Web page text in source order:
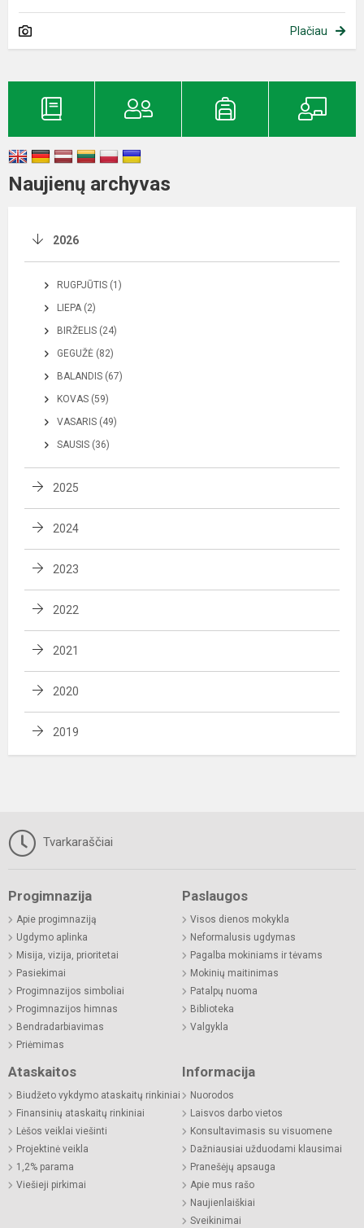
Plačiau
Naujienų archyvas
2026
RUGPJŪTIS (1)
LIEPA (2)
BIRŽELIS (24)
GEGUŽĖ (82)
BALANDIS (67)
KOVAS (59)
VASARIS (49)
SAUSIS (36)
2025
2024
2023
2022
2021
2020
2019
Tvarkaraščiai
Progimnazija
Apie progimnaziją
Ugdymo aplinka
Misija, vizija, prioritetai
Pasiekimai
Progimnazijos simboliai
Progimnazijos himnas
Bendradarbiavimas
Priėmimas
Paslaugos
Visos dienos mokykla
Neformalusis ugdymas
Pagalba mokiniams ir tėvams
Mokinių maitinimas
Patalpų nuoma
Biblioteka
Valgykla
Ataskaitos
Biudžeto vykdymo ataskaitų rinkiniai
Finansinių ataskaitų rinkiniai
Lėšos veiklai viešinti
Projektinė veikla
1,2% parama
Viešieji pirkimai
Informacija
Nuorodos
Laisvos darbo vietos
Konsultavimasis su visuomene
Dažniausiai užduodami klausimai
Pranešėjų apsauga
Apie mus rašo
Naujienlaiškiai
Sveikinimai